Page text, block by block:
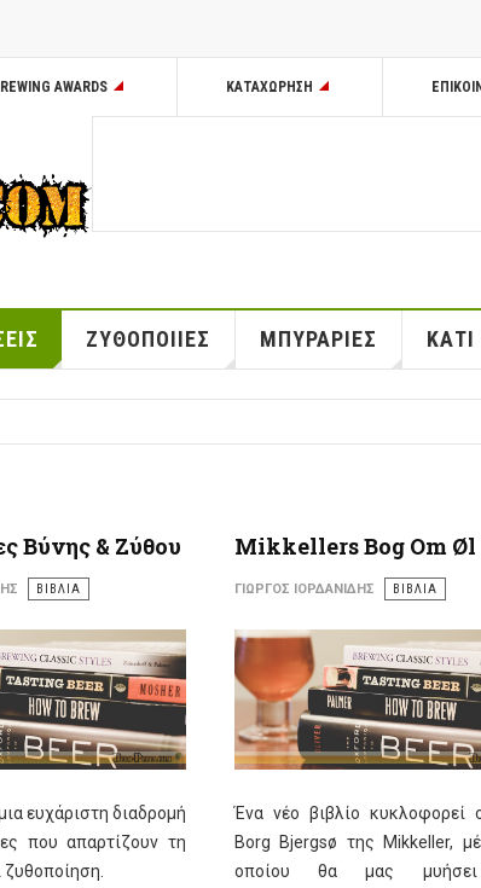
AWARDS ΚΑΤΑΧΩΡΗΣΗ
ΖΥΘΟΠΟΙΙΕΣ ΜΠΥΡΑΡΙΕΣ
Βύνης & Ζύθου
ΒΙΒΛΙΑ
ευχάριστη διαδρομή
που απαρτίζουν τη
Mikkellers Bog Om Øl
ΓΙΏΡΓΟΣ ΙΟΡΔΑΝΊΔΗΣ ΒΙΒΛΙΑ
Ένα νέο βιβλίο κυκλοφορεί
Borg Bjergsø της Mikkeller,
οποίου θα μας